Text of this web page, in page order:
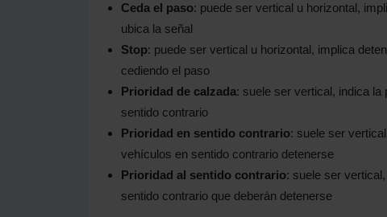
Ceda el paso: puede ser vertical u horizontal,
ubica la señal
Stop: puede ser vertical u horizontal, implica
cediendo el paso
Prioridad de calzada: suele ser vertical, indica la
sentido contrario
Prioridad en sentido contrario: suele ser
vehículos en sentido contrario detenerse
Prioridad al sentido contrario: suele ser
sentido contrario que deberán detenerse